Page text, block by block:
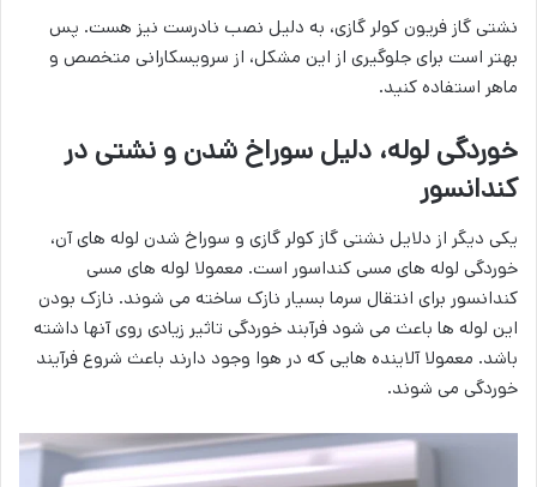
نشتی گاز فریون کولر گازی، به دلیل نصب نادرست نیز هست. پس
بهتر است برای جلوگیری از این مشکل، از سرویسکارانی متخصص و
ماهر استفاده کنید.
خوردگی لوله، دلیل سوراخ شدن و نشتی در
کندانسور
یکی دیگر از دلایل نشتی گاز کولر گازی و سوراخ شدن لوله های آن،
خوردگی لوله های مسی کنداسور است. معمولا لوله های مسی
کندانسور برای انتقال سرما بسیار نازک ساخته می شوند. نازک بودن
این لوله ها باعث می شود فرآبند خوردگی تاثیر زیادی روی آنها داشته
باشد. معمولا آلاینده هایی که در هوا وجود دارند باعث شروع فرآیند
خوردگی می شوند.